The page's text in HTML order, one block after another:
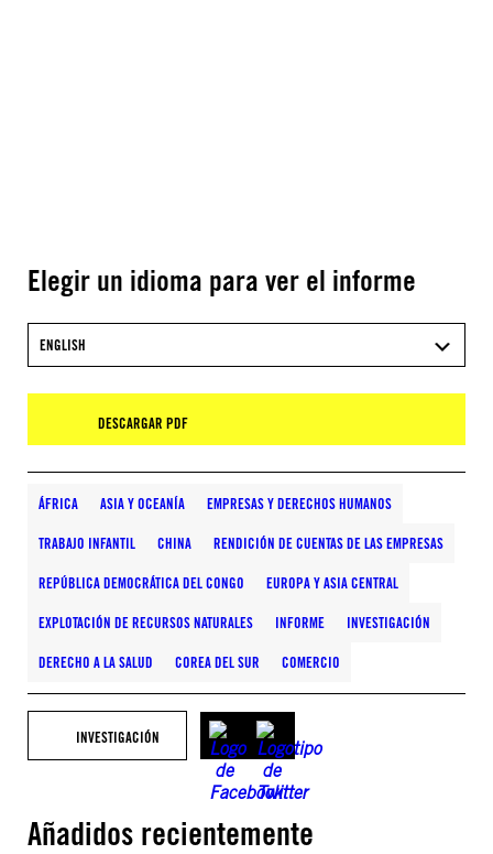
Elegir un idioma para ver el informe
ENGLISH
DESCARGAR PDF
ÁFRICA ASIA Y OCEANÍA EMPRESAS Y DERECHOS HUMANOS
TRABAJO INFANTIL CHINA RENDICIÓN DE CUENTAS DE LAS EMPRESAS
REPÚBLICA DEMOCRÁTICA DEL CONGO EUROPA Y ASIA CENTRAL
EXPLOTACIÓN DE RECURSOS NATURALES INFORME INVESTIGACIÓN
DERECHO A LA SALUD COREA DEL SUR COMERCIO
INVESTIGACIÓN
Añadidos recientemente